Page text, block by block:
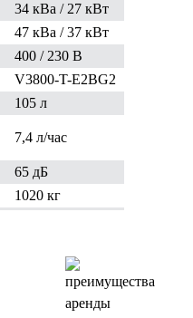
34 кВа / 27 кВт
47 кВа / 37 кВт
400 / 230 В
V3800-T-E2BG2
105 л
7,4 л/час
65 дБ
1020 кг